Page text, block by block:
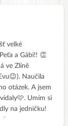
velké
a Gábi!! 👏
ve Zlíně
Naučila
otázek. A jsem
Umím si
na jedničku!